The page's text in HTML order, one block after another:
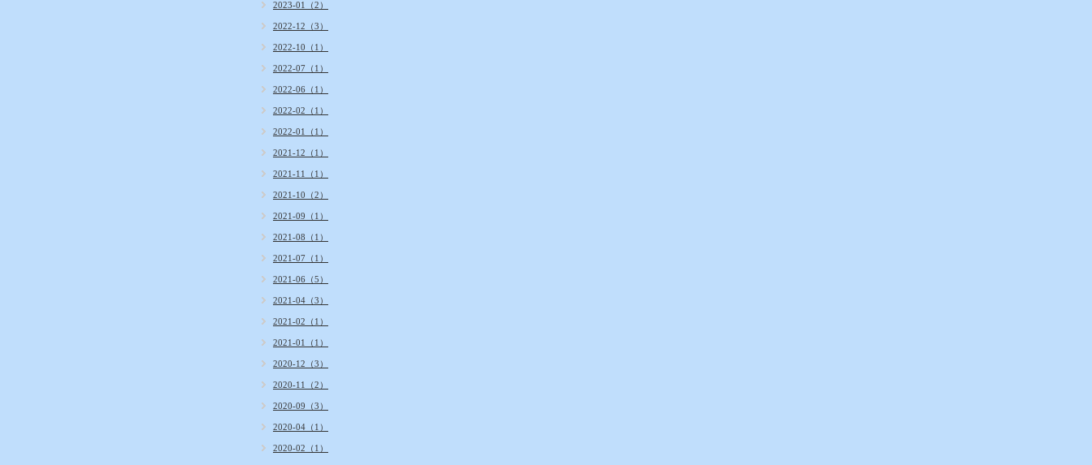
2023-01（2）
2022-12（3）
2022-10（1）
2022-07（1）
2022-06（1）
2022-02（1）
2022-01（1）
2021-12（1）
2021-11（1）
2021-10（2）
2021-09（1）
2021-08（1）
2021-07（1）
2021-06（5）
2021-04（3）
2021-02（1）
2021-01（1）
2020-12（3）
2020-11（2）
2020-09（3）
2020-04（1）
2020-02（1）